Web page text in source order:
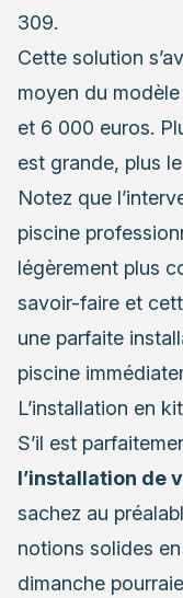
309.
Cette solution
moyen du
et 6 000 euros.
est grande, plus
Notez que
piscine
légèrement plus
savoir-faire et
une parfaite
piscine
L’installation en
S’il est
l’installation de
sachez au
notions solides
dimanche